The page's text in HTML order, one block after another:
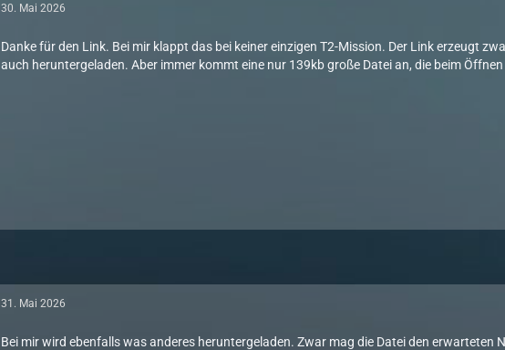
30. Mai 2026
Danke für den Link. Bei mir klappt das bei keiner einzigen T2-Mission. Der Link erzeugt
auch heruntergeladen. Aber immer kommt eine nur 139kb große Datei an, die beim
31. Mai 2026
Bei mir wird ebenfalls was anderes heruntergeladen. Zwar mag die Datei den erwarteten